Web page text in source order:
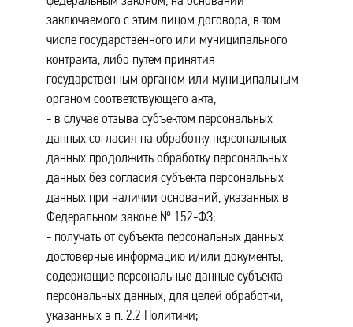
заключаемого с этим лицом договора, в том
числе государственного или муниципального
контракта, либо путем принятия
государственным органом или муниципальным
органом соответствующего акта;
- в случае отзыва субъектом персональных
данных согласия на обработку персональных
данных продолжить обработку персональных
данных без согласия субъекта персональных
данных при наличии оснований, указанных в
Федеральном законе № 152-ФЗ;
- получать от субъекта персональных данных
достоверные информацию и/или документы,
содержащие персональные данные субъекта
персональных данных, для целей обработки,
указанных в п. 2.2 Политики;